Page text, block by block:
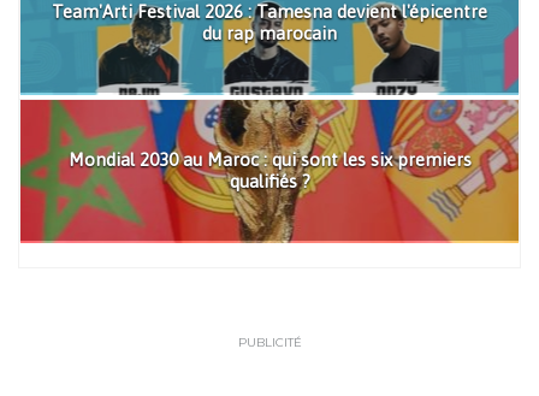
Team'Arti Festival 2026 : Tamesna devient l'épicentre
du rap marocain
Mondial 2030 au Maroc : qui sont les six premiers
qualifiés ?
PUBLICITÉ